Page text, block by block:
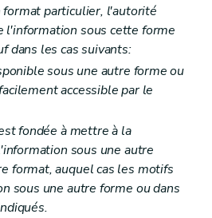
format particulier, l'autorité
l'information sous cette forme
dans les cas suivants:
sous une autre forme ou
accessible par le
fondée à mettre à la
sous une autre
format, auquel cas les motifs
sous une autre forme ou dans